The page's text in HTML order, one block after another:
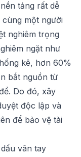
tảng rất dễ
một người
nghiêm trọng
ngặt như
kê, hơn 60%
bắt nguồn từ
Do đó, xây
độc lập và
để bảo vệ tài
vân tay